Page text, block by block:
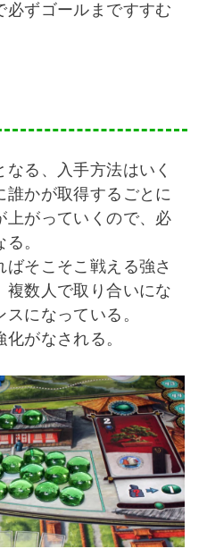
必ずゴールまですすむ
る、入手方法はいく
誰かが取得するごとに
上がっていくので、必
。
そこそこ戦える強さ
複数人で取り合いにな
になっている。
がなされる。